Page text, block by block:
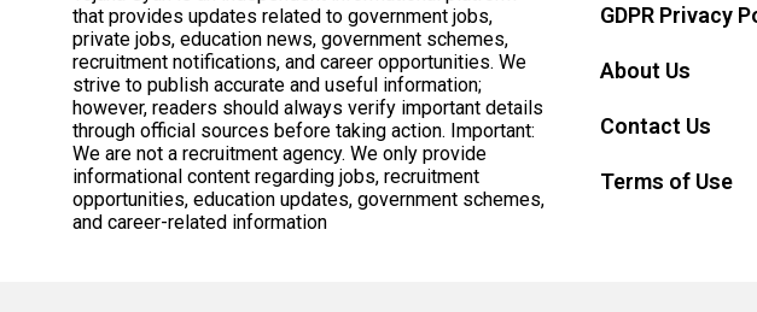
that provides updates related to government jobs,
private jobs, education news, government schemes,
recruitment notifications, and career opportunities. We
strive to publish accurate and useful information;
however, readers should always verify important details
through official sources before taking action. Important:
We are not a recruitment agency. We only provide
informational content regarding jobs, recruitment
opportunities, education updates, government schemes,
and career-related information
GDPR Privacy
About Us
Contact Us
Terms of Use